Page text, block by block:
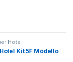
Hotel
Kit 5F Modello